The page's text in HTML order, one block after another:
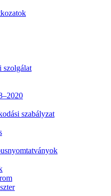
szolgálat
szabályzat